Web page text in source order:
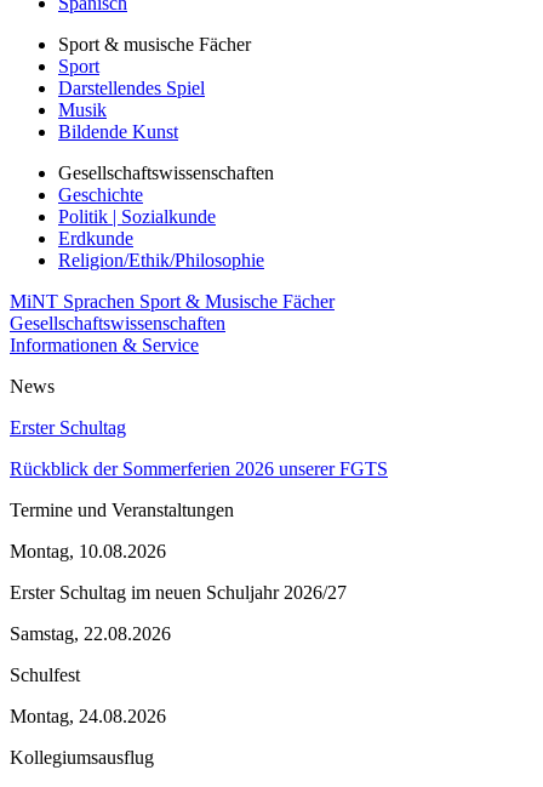
Sport & musische Fächer
Sport
Darstellendes Spiel
Musik
Bildende Kunst
Gesellschaftswissenschaften
Geschichte
Politik | Sozialkunde
Erdkunde
Religion/Ethik/Philosophie
MiNT Sprachen Sport & Musische Fächer
Gesellschaftswissenschaften
Informationen & Service
News
Erster Schultag
Rückblick der Sommerferien 2026 unserer FGTS
Termine und Veranstaltungen
Montag, 10.08.2026
Erster Schultag im neuen Schuljahr 2026/27
Samstag, 22.08.2026
Schulfest
Montag, 24.08.2026
Kollegiumsausflug